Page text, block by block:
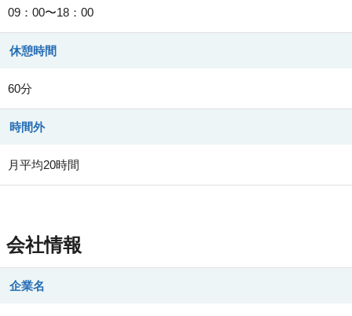
09：00〜18：00
休憩時間
60分
時間外
月平均20時間
会社情報
企業名